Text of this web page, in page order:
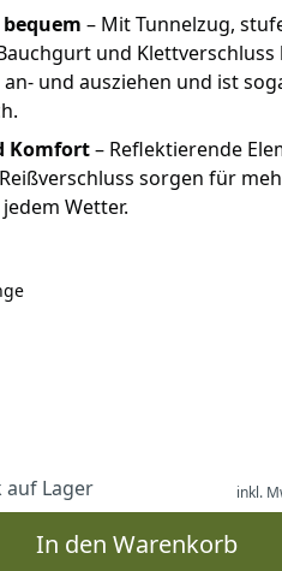
– Mit Tunnelzug,
und Klettverschluss
und ausziehen und ist
Komfort– Reflektierende
sorgen für
Wetter.
auf Lager inkl.
In den Warenkorb